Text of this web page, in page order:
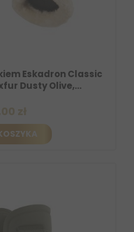
Eskadron Classic
Dusty Olive,...